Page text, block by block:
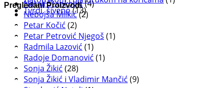
Natali Stanković(4)
Nebojša Milkić (2)
Petar Kočić (2)
Petar Petrović Njegoš (1)
Radmila Lazović (1)
Radoje Domanović (1)
Sonja Žikić (28)
Sonja Žikić i Vladimir Mančić (9)
Tvrdi, šiveno(13)
Pregledani Proizvodi